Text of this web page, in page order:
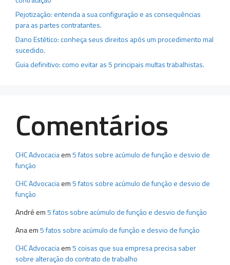
Pejotização: entenda a sua configuração e as consequências
para as partes contratantes.
Dano Estético: conheça seus direitos após um procedimento mal
sucedido.
Guia definitivo: como evitar as 5 principais multas trabalhistas.
Comentários
CHC Advocaciaem5 fatos sobre acúmulo de função e desvio de
função
CHC Advocaciaem5 fatos sobre acúmulo de função e desvio de
função
André em5 fatos sobre acúmulo de função e desvio de função
Anaem5 fatos sobre acúmulo de função e desvio de função
CHC Advocaciaem5 coisas que sua empresa precisa saber
sobre alteração do contrato de trabalho